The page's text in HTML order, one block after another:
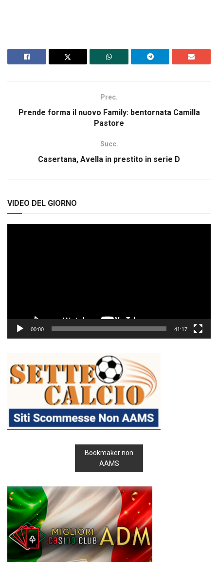
Prec.
Prende forma il nuovo Family: bentornata Camilla
Pastore
Succ.
Casertana, Avella in prestito in serie D
VIDEO DEL GIORNO
00:00 41:17
Bookmaker non
AAMS